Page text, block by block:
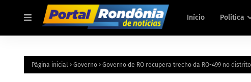
Início Política
Página inicial Governo Governo de RO recupera trecho da RO-499 no